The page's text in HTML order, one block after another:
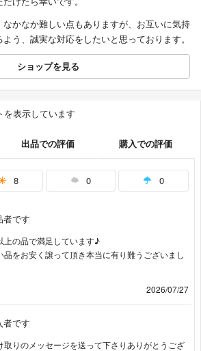
かなか難しい点もありますが、お互いに気持
う、誠実な対応をしたいと思っております。
ショップを見る
を表示しています
出品での評価 購入での評価
8 0 0
者です
上の品で満足しています♪
品をお安く譲って頂き本当に有り難うございまし
2026/07/27
者です
取りのメッセージを送って下さりありがとうござ